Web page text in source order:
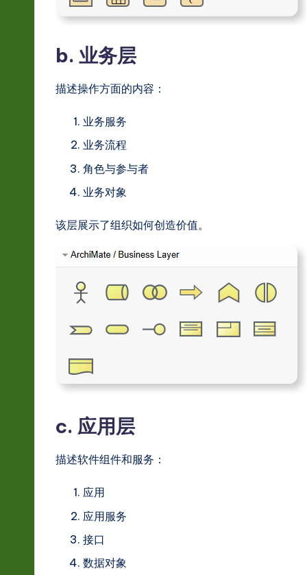
b. 业务层
描述操作方面的内容：
业务服务
业务流程
角色与参与者
业务对象
该层展示了组织如何创造价值。
c. 应用层
描述软件组件和服务：
应用
应用服务
接口
数据对象